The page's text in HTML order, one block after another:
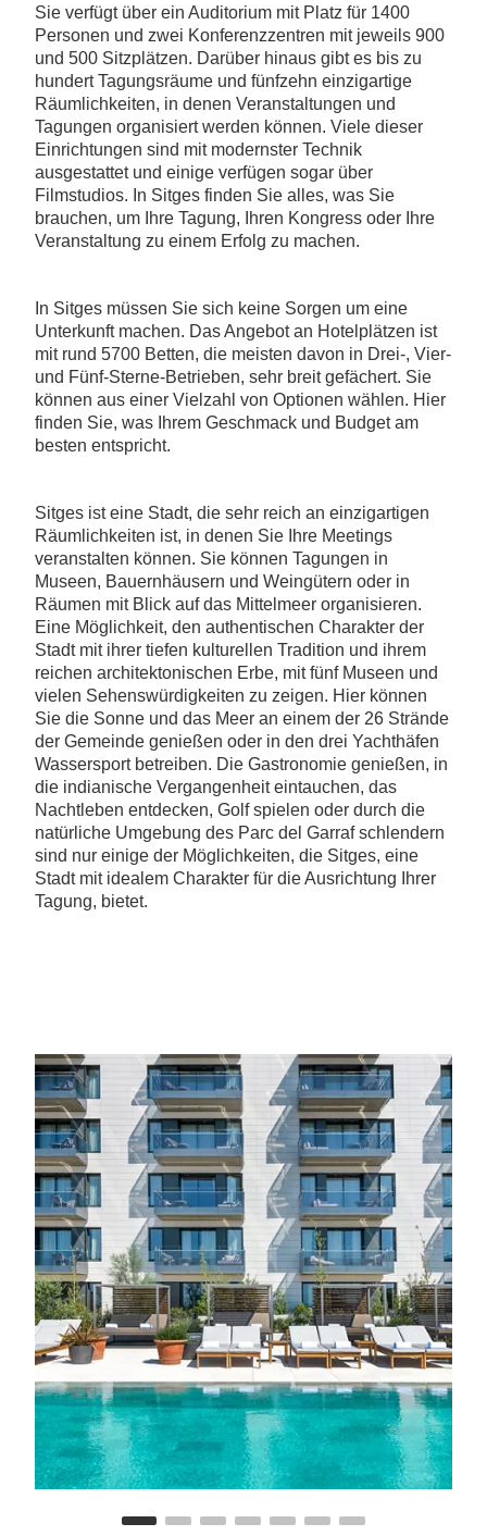
Sie verfügt über ein Auditorium mit Platz für 1400
Personen und zwei Konferenzzentren mit jeweils 900
und 500 Sitzplätzen. Darüber hinaus gibt es bis zu
hundert Tagungsräume und fünfzehn einzigartige
Räumlichkeiten, in denen Veranstaltungen und
Tagungen organisiert werden können. Viele dieser
Einrichtungen sind mit modernster Technik
ausgestattet und einige verfügen sogar über
Filmstudios. In Sitges finden Sie alles, was Sie
brauchen, um Ihre Tagung, Ihren Kongress oder Ihre
Veranstaltung zu einem Erfolg zu machen.
In Sitges müssen Sie sich keine Sorgen um eine
Unterkunft machen. Das Angebot an Hotelplätzen ist
mit rund 5700 Betten, die meisten davon in Drei-, Vier-
und Fünf-Sterne-Betrieben, sehr breit gefächert. Sie
können aus einer Vielzahl von Optionen wählen. Hier
finden Sie, was Ihrem Geschmack und Budget am
besten entspricht.
Sitges ist eine Stadt, die sehr reich an einzigartigen
Räumlichkeiten ist, in denen Sie Ihre Meetings
veranstalten können. Sie können Tagungen in
Museen, Bauernhäusern und Weingütern oder in
Räumen mit Blick auf das Mittelmeer organisieren.
Eine Möglichkeit, den authentischen Charakter der
Stadt mit ihrer tiefen kulturellen Tradition und ihrem
reichen architektonischen Erbe, mit fünf Museen und
vielen Sehenswürdigkeiten zu zeigen. Hier können
Sie die Sonne und das Meer an einem der 26 Strände
der Gemeinde genießen oder in den drei Yachthäfen
Wassersport betreiben. Die Gastronomie genießen, in
die indianische Vergangenheit eintauchen, das
Nachtleben entdecken, Golf spielen oder durch die
natürliche Umgebung des Parc del Garraf schlendern
sind nur einige der Möglichkeiten, die Sitges, eine
Stadt mit idealem Charakter für die Ausrichtung Ihrer
Tagung, bietet.